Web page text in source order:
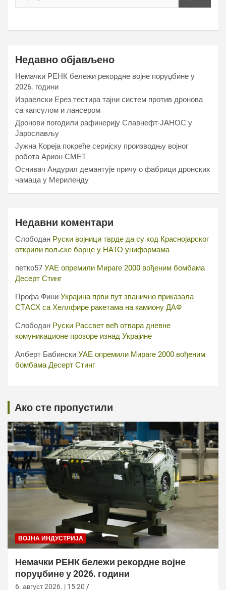
Недавно објављено
Немачки РЕНК бележи рекордне војне поруџбине у
2026. години
Израелски Ерез тестира тајни систем против дронова
са капсулом и лансером
Дронови погодили рафинерију Славнефт-ЈАНОС у
Јарослављу
Јужна Кореја покреће серијску производњу војног
робота Арион-СМЕТ
Оснивач Андурил демантује причу о фабрици дронских
чамаца у Мериленду
Недавни коментари
Слободан Руски војници тврде да су код Краснојарског
открили пољске борце у НАТО униформама
петко57 УАЕ опремили Мираге 2000 вођеним бомбама
Десерт Стинг
Профа Фини Украјина први пут званично приказала
СТАСХ са Хеллфире ракетама на камиону ДАФ
Слободан Руски Рассвет већ отвара дневне
комуникационе прозоре изнад Украјине
Алберт Бабински УАЕ опремили Мираге 2000 вођеним
бомбама Десерт Стинг
Ако сте пропустили
ВОЈНА ИНДУСТРИЈА
Немачки РЕНК бележи рекордне војне
поруџбине у 2026. години
6. август 2026. | 15:20